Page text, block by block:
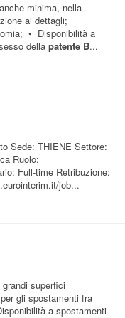
minima, nella
ai dettagli;
• Disponibilità a
della patente B...
Sede: THIENE Settore:
Ruolo:
Full-time Retribuzione:
job...
superfici
gli spostamenti fra
a spostamenti